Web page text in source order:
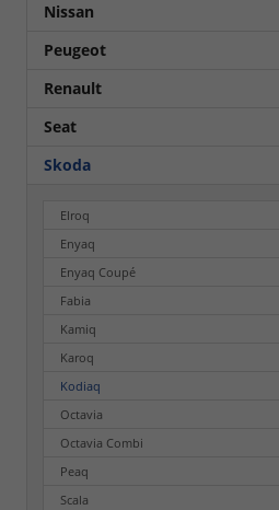
Nissan
Peugeot
Renault
Seat
Skoda
Elroq
Enyaq
Enyaq Coupé
Fabia
Kamiq
Karoq
Kodiaq
Octavia
Octavia Combi
Peaq
Scala